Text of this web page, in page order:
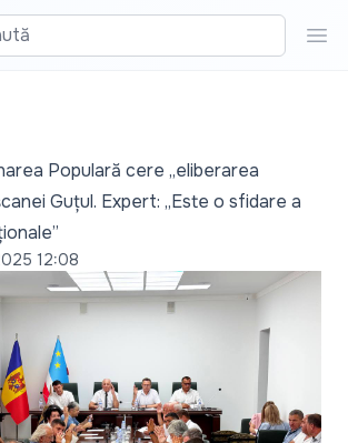
Populară cere „eliberarea
Guțul. Expert: „Este o sfidare a
12:08